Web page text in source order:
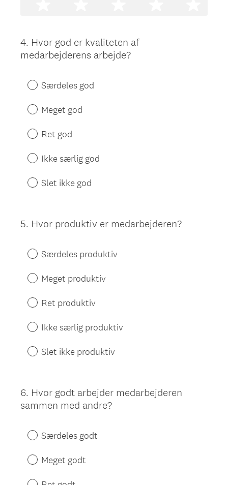
Question
Title
4. Hvor god er kvaliteten af
medarbejderens arbejde?
Særdeles god
Meget god
Ret god
Ikke særlig god
Slet ikke god
Question
5. Hvor produktiv er medarbejderen?
Særdeles produktiv
Meget produktiv
Ret produktiv
Ikke særlig produktiv
Slet ikke produktiv
Question
Title
6. Hvor godt arbejder medarbejderen
sammen med andre?
Særdeles godt
Meget godt